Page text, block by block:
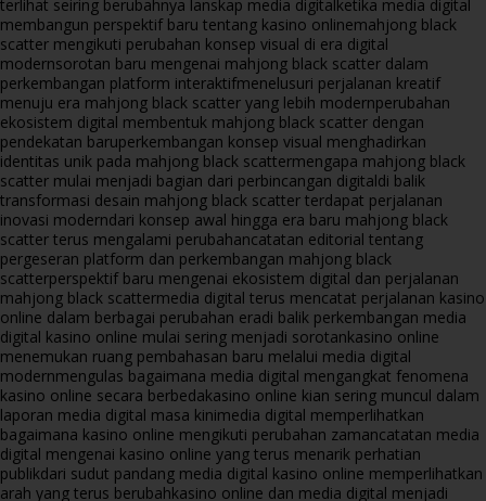
terlihat seiring berubahnya lanskap media digitalketika media digital
membangun perspektif baru tentang kasino onlinemahjong black
scatter mengikuti perubahan konsep visual di era digital
modernsorotan baru mengenai mahjong black scatter dalam
perkembangan platform interaktifmenelusuri perjalanan kreatif
menuju era mahjong black scatter yang lebih modernperubahan
ekosistem digital membentuk mahjong black scatter dengan
pendekatan baruperkembangan konsep visual menghadirkan
identitas unik pada mahjong black scattermengapa mahjong black
scatter mulai menjadi bagian dari perbincangan digitaldi balik
transformasi desain mahjong black scatter terdapat perjalanan
inovasi moderndari konsep awal hingga era baru mahjong black
scatter terus mengalami perubahancatatan editorial tentang
pergeseran platform dan perkembangan mahjong black
scatterperspektif baru mengenai ekosistem digital dan perjalanan
mahjong black scattermedia digital terus mencatat perjalanan kasino
online dalam berbagai perubahan eradi balik perkembangan media
digital kasino online mulai sering menjadi sorotankasino online
menemukan ruang pembahasan baru melalui media digital
modernmengulas bagaimana media digital mengangkat fenomena
kasino online secara berbedakasino online kian sering muncul dalam
laporan media digital masa kinimedia digital memperlihatkan
bagaimana kasino online mengikuti perubahan zamancatatan media
digital mengenai kasino online yang terus menarik perhatian
publikdari sudut pandang media digital kasino online memperlihatkan
arah yang terus berubahkasino online dan media digital menjadi